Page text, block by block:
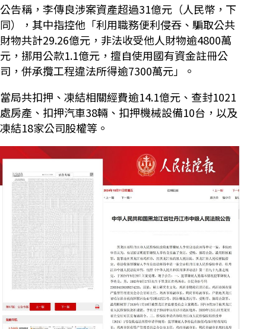
公告稱，李傳良涉案資產超過31億元（人民幣，下
同），其中指控他「利用職務便利侵吞、騙取公共
財物共計29.26億元，非法收受他人財物逾4800萬
元，挪用公款1.1億元，擅自使用國有資金註冊公
司，併承攬工程違法所得逾7300萬元」。
當局共扣押、凍結相關經費逾14.1億元、查封1021
處房產、扣押汽車38輛、扣押機械設備10台，以及
凍結18家公司股權等。